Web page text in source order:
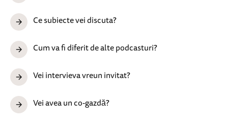
Ce subiecte vei discuta?
Cum va fi diferit de alte podcasturi?
Vei intervieva vreun invitat?
Vei avea un co-gazdă?